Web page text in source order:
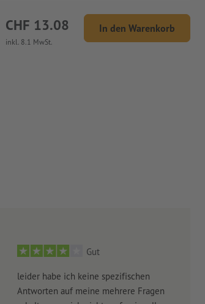
inkl. 8.1 MwSt.
CHF 13.08 In den Warenkorb
Gut
leider habe ich keine spezifischen
Antworten auf meine mehrere Fragen